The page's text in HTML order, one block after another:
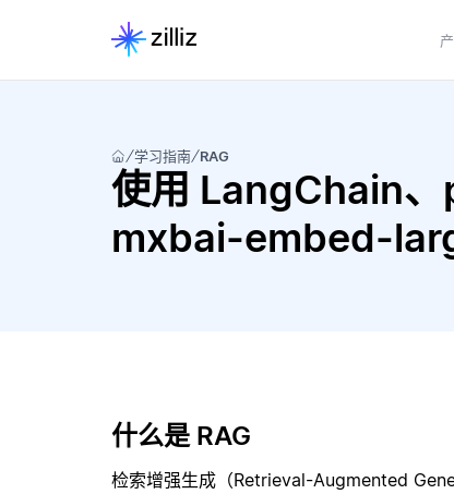
学习指南 RAG
使用 LangChain
mxbai-embed-
什么是 RAG
检索增强生成（Retrieval-Augmented